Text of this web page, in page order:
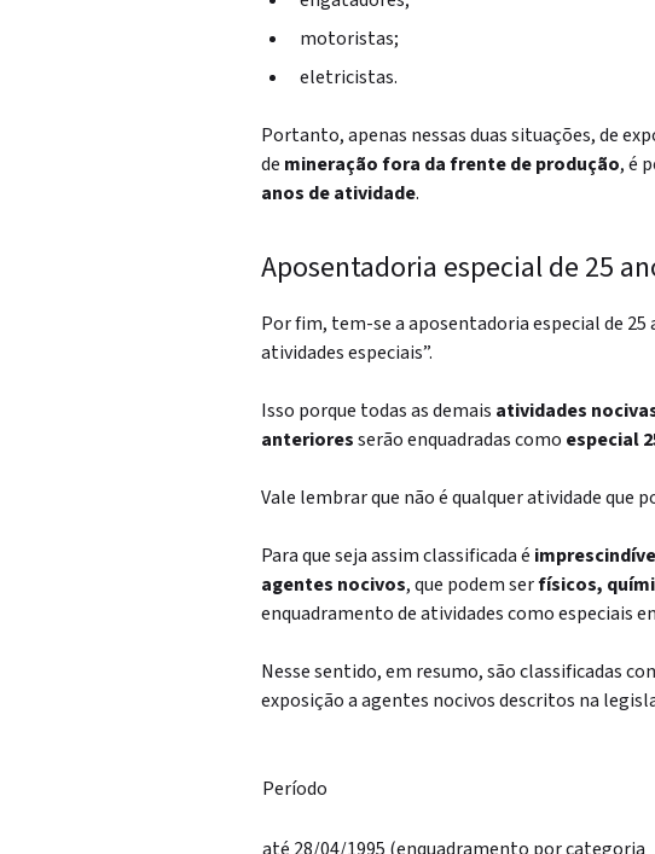
motoristas;
eletricistas.
Portanto, apenas nessas duas situações, de
de mineração fora da frente de produção, é
anos de atividade.
Aposentadoria especial de 25
Por fim, tem-se a aposentadoria especial de 25
atividades especiais”.
Isso porque todas as demais atividades
anterioresserão enquadradas como especial
Vale lembrar que não é qualquer atividade que
Para que seja assim classificada é
agentes nocivos, que podem serfísicos,
enquadramento de atividades como especiais
Nesse sentido, em resumo, são classificadas
exposição a agentes nocivos descritos na
Período